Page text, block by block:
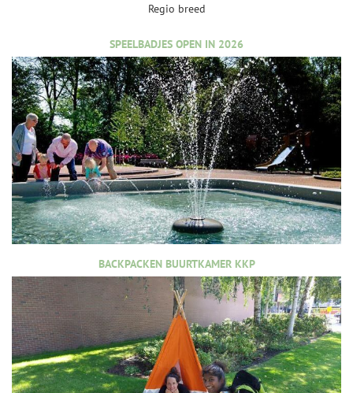
Regio breed
SPEELBADJES OPEN IN 2026
BACKPACKEN BUURTKAMER KKP